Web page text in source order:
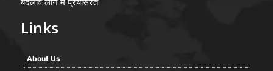
Links
About Us